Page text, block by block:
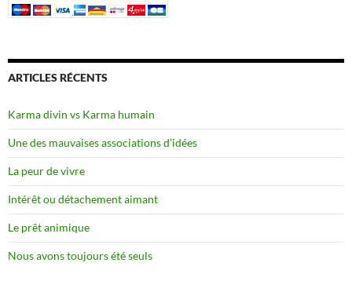
ARTICLES RÉCENTS
Karma divin vs Karma humain
Une des mauvaises associations d’idées
La peur de vivre
Intérêt ou détachement aimant
Le prêt animique
Nous avons toujours été seuls